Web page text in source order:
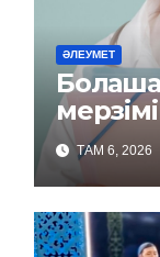
ӘЛЕУМЕТ
ТАМ 6, 2026